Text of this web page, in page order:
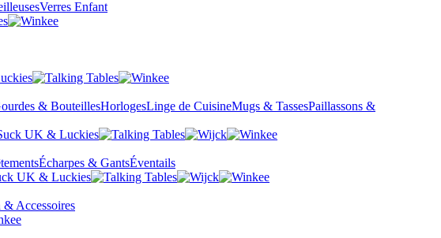
Verres Enfant
& BouteillesHorlogesLinge de CuisineMugs & TassesPaillassons &
Écharpes & GantsÉventails
& Accessoires